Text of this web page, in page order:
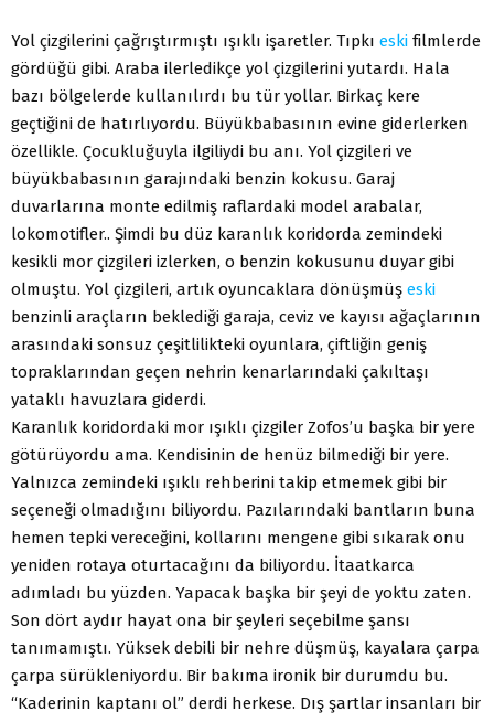
Yol çizgilerini çağrıştırmıştı ışıklı işaretler. Tıpkı eski filmlerde
gördüğü gibi. Araba ilerledikçe yol çizgilerini yutardı. Hala
bazı bölgelerde kullanılırdı bu tür yollar. Birkaç kere
geçtiğini de hatırlıyordu. Büyükbabasının evine giderlerken
özellikle. Çocukluğuyla ilgiliydi bu anı. Yol çizgileri ve
büyükbabasının garajındaki benzin kokusu. Garaj
duvarlarına monte edilmiş raflardaki model arabalar,
lokomotifler.. Şimdi bu düz karanlık koridorda zemindeki
kesikli mor çizgileri izlerken, o benzin kokusunu duyar gibi
olmuştu. Yol çizgileri, artık oyuncaklara dönüşmüş eski
benzinli araçların beklediği garaja, ceviz ve kayısı ağaçlarının
arasındaki sonsuz çeşitlilikteki oyunlara, çiftliğin geniş
topraklarından geçen nehrin kenarlarındaki çakıltaşı
yataklı havuzlara giderdi.
Karanlık koridordaki mor ışıklı çizgiler Zofos’u başka bir yere
götürüyordu ama. Kendisinin de henüz bilmediği bir yere.
Yalnızca zemindeki ışıklı rehberini takip etmemek gibi bir
seçeneği olmadığını biliyordu. Pazılarındaki bantların buna
hemen tepki vereceğini, kollarını mengene gibi sıkarak onu
yeniden rotaya oturtacağını da biliyordu. İtaatkarca
adımladı bu yüzden. Yapacak başka bir şeyi de yoktu zaten.
Son dört aydır hayat ona bir şeyleri seçebilme şansı
tanımamıştı. Yüksek debili bir nehre düşmüş, kayalara çarpa
çarpa sürükleniyordu. Bir bakıma ironik bir durumdu bu.
“Kaderinin kaptanı ol” derdi herkese. Dış şartlar insanları bir